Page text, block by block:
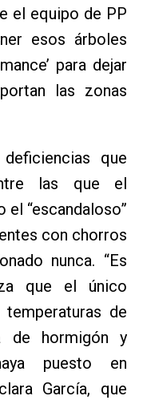
el equipo de PP
esos árboles
para dejar
las zonas
que
las que el
“escandaloso”
con chorros
nunca. “Es
que el único
de
de hormigón y
puesto en
García, que